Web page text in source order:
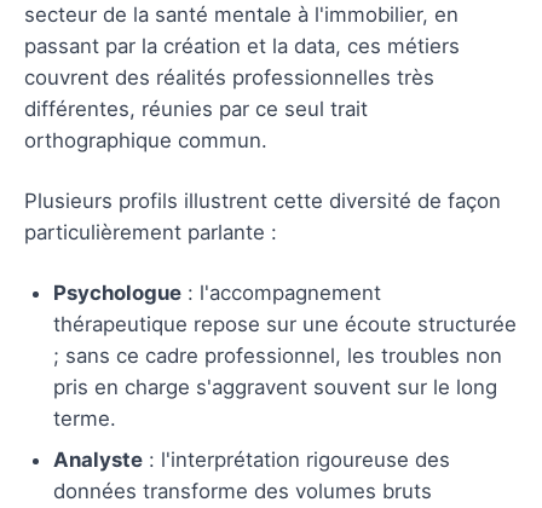
secteur de la santé mentale à l'immobilier, en
passant par la création et la data, ces métiers
couvrent des réalités professionnelles très
différentes, réunies par ce seul trait
orthographique commun.
Plusieurs profils illustrent cette diversité de façon
particulièrement parlante :
Psychologue : l'accompagnement
thérapeutique repose sur une écoute structurée
; sans ce cadre professionnel, les troubles non
pris en charge s'aggravent souvent sur le long
terme.
Analyste : l'interprétation rigoureuse des
données transforme des volumes bruts